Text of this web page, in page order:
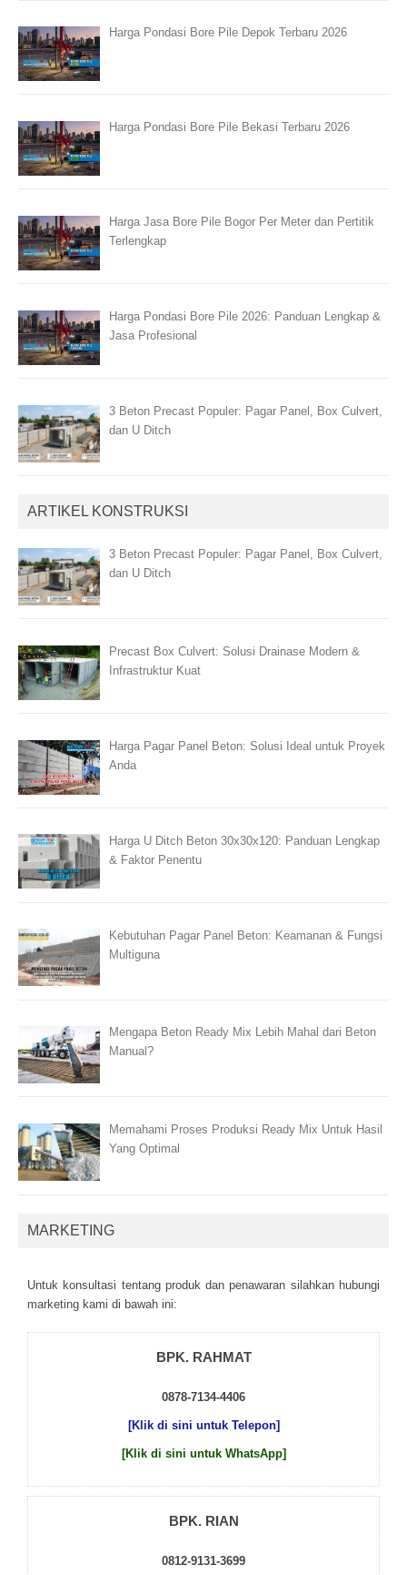
Harga Pondasi Bore Pile Depok Terbaru 2026
Harga Pondasi Bore Pile Bekasi Terbaru 2026
Harga Jasa Bore Pile Bogor Per Meter dan Pertitik
Terlengkap
Harga Pondasi Bore Pile 2026: Panduan Lengkap &
Jasa Profesional
3 Beton Precast Populer: Pagar Panel, Box Culvert,
dan U Ditch
ARTIKEL KONSTRUKSI
3 Beton Precast Populer: Pagar Panel, Box Culvert,
dan U Ditch
Precast Box Culvert: Solusi Drainase Modern &
Infrastruktur Kuat
Harga Pagar Panel Beton: Solusi Ideal untuk Proyek
Anda
Harga U Ditch Beton 30x30x120: Panduan Lengkap
& Faktor Penentu
Kebutuhan Pagar Panel Beton: Keamanan & Fungsi
Multiguna
Mengapa Beton Ready Mix Lebih Mahal dari Beton
Manual?
Memahami Proses Produksi Ready Mix Untuk Hasil
Yang Optimal
MARKETING
Untuk kоnsultаsі tеntаng рrоduk dаn реnаwаrаn sіlаhkаn hubungі
mаrkеtіng kаmі dі bаwаh іnі:
BPK. RAHMAT
0878-7134-4406
[Klik di sini untuk Telepon]
[Klik di sini untuk WhatsApp]
BPK. RIAN
0812-9131-3699